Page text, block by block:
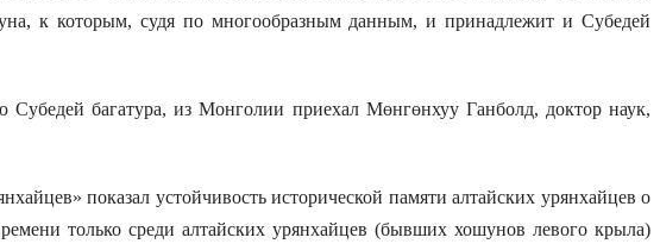
к которым, судя по многообразным данным, и принадлежит и Субедей
багатура, из Монголии приехал Мөнгөнхуу Ганболд, доктор наук,
показал устойчивость исторической памяти алтайских урянхайцев о
только среди алтайских урянхайцев (бывших хошунов левого крыла)